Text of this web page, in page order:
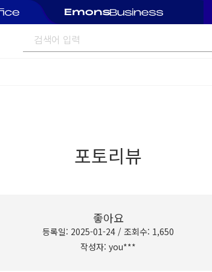
포토리뷰
좋아요
등록일: 2025-01-24 / 조회수: 1,650
작성자: you***